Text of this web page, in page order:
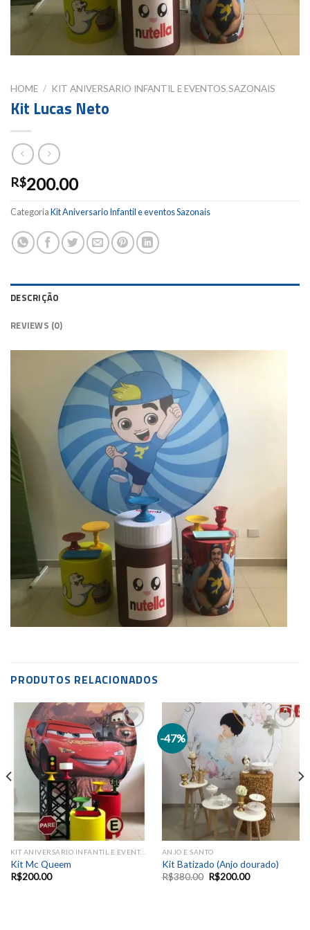
HOME / KIT ANIVERSARIO INFANTIL E EVENTOS SAZONAIS
Kit Lucas Neto
R$200.00
CategoriaKit Aniversario Infantil e eventos Sazonais
DESCRIÇÃO
REVIEWS (0)
PRODUTOS RELACIONADOS
Add to
wishlist
KIT ANIVERSARIO INFANTIL E EVENTOS SAZONAIS
Kit Mc Queem
R$200.00
-47%
Add to
wishlist
ANJO E SANTO
Kit Batizado (Anjo dourado)
R$380.00 R$200.00